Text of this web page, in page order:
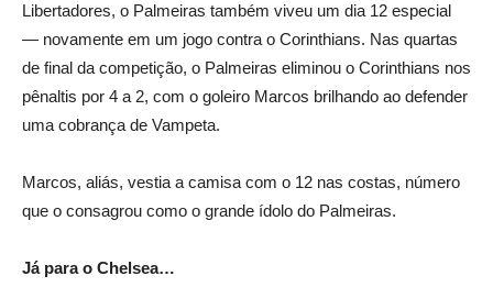
Libertadores, o Palmeiras também viveu um dia 12 especial
— novamente em um jogo contra o Corinthians. Nas quartas
de final da competição, o Palmeiras eliminou o Corinthians nos
pênaltis por 4 a 2, com o goleiro Marcos brilhando ao defender
uma cobrança de Vampeta.
Marcos, aliás, vestia a camisa com o 12 nas costas, número
que o consagrou como o grande ídolo do Palmeiras.
Já para o Chelsea…